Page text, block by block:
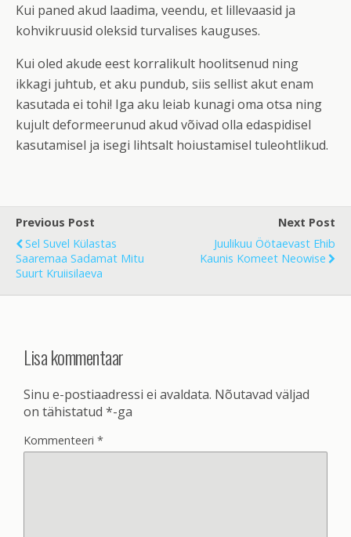
Kui paned akud laadima, veendu, et lillevaasid ja
kohvikruusid oleksid turvalises kauguses.
Kui oled akude eest korralikult hoolitsenud ning
ikkagi juhtub, et aku pundub, siis sellist akut enam
kasutada ei tohi! Iga aku leiab kunagi oma otsa ning
kujult deformeerunud akud võivad olla edaspidisel
kasutamisel ja isegi lihtsalt hoiustamisel tuleohtlikud.
Previous Post
Sel Suvel Külastas
Saaremaa Sadamat Mitu
Suurt Kruiisilaeva
Next Post
Juulikuu Öötaevast Ehib
Kaunis Komeet Neowise
Lisa kommentaar
Sinu e-postiaadressi ei avaldata. Nõutavad väljad
on tähistatud *-ga
Kommenteeri *